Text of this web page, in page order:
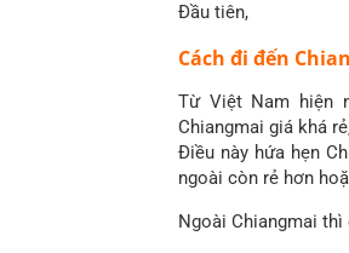
Đầu tiên,
Cách đi đến
Từ Việt Nam hiện
Chiangmai giá khá
Điều này hứa hẹn
ngoài còn rẻ hơn
Ngoài Chiangmai thì